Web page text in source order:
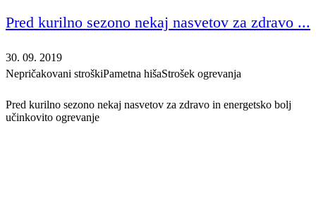
Pred kurilno sezono nekaj nasvetov za zdravo ...
30. 09. 2019
Nepričakovani stroškiPametna hišaStrošek ogrevanja
Pred kurilno sezono nekaj nasvetov za zdravo in energetsko bolj
učinkovito ogrevanje